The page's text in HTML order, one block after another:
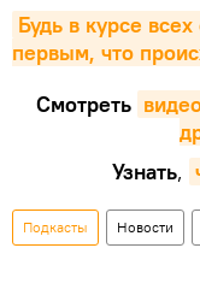
Будь в курсе
первым, что
Смотреть
Узнать,
Подкасты Новости